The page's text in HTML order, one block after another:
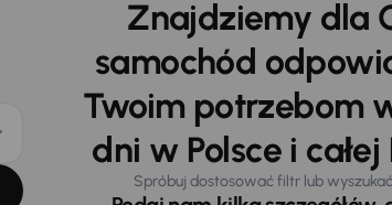
Znajdziemy dla
samochód
Twoim potrzebom
dni w Polsce i całej
Spróbuj dostosować filtr lub